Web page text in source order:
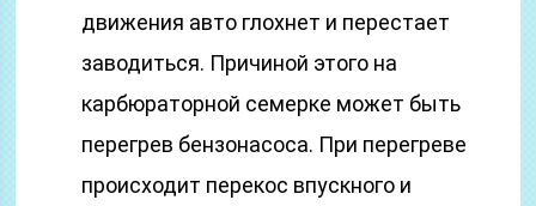
движения авто глохнет и перестает
заводиться. Причиной этого на
карбюраторной семерке может быть
перегрев бензонасоса. При перегреве
происходит перекос впускного и